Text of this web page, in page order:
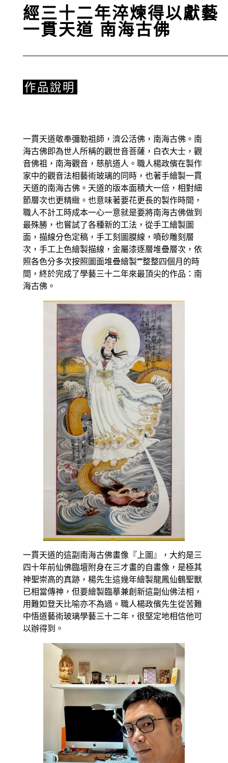
經三十二年淬煉得以獻藝
一貫天道 南海古佛
作品說明
一貫天道敬奉彌勒祖師，濟公活佛，南海古佛。南
海古佛即為世人所稱的觀世音菩薩，白衣大士，觀
音佛祖，南海觀音，慈航道人。職人楊政儐在製作
家中的觀音法相藝術玻璃的同時，也著手繪製一貫
天道的南海古佛。天道的版本面積大一倍，相對細
節層次也更精緻。也意味著要花更長的製作時間，
職人不計工時成本一心一意就是要將南海古佛做到
最殊勝，也嘗試了各種新的工法，從手工繪製圖
面，描線分色定稿，手工刻圖膜線，噴砂雕刻層
次，手工上色繪製描線，金屬漆逐層堆疊層次，依
照各色分多次按照圖面堆疊繪製‘’‘’‘整整四個月的時
間，終於完成了學藝三十二年來最頂尖的作品：南
海古佛。
一貫天道的這副南海古佛畫像『上圖』，大約是三
四十年前仙佛臨壇附身在三才畫的自畫像，是極其
神聖崇高的真跡，楊先生這幾年繪製龍鳳仙鶴聖獸
已相當傳神，但要繪製臨摹兼創新這副仙佛法相，
用難如登天比喻亦不為過。職人楊政儐先生從苦難
中悟道藝術玻璃學藝三十二年，很堅定地相信他可
以辦得到。